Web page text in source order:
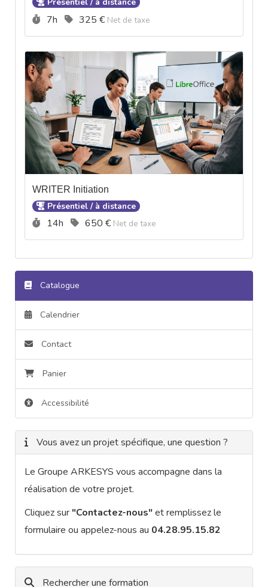
Durée :
7h Prix :
325 € Net de taxe
WRITER Initiation
Présentiel / à distance
Durée :
14h Prix :
650 € Net de taxe
Catalogue
Calendrier
Contact
Panier
Accessibilité
Vous avez un projet spécifique, une question ?
Le Groupe ARKESYS vous accompagne dans la
réalisation de votre projet.
Cliquez sur "Contactez-nous"et remplissez le
formulaire ou appelez-nous au 04.28.95.15.82
Rechercher une formation